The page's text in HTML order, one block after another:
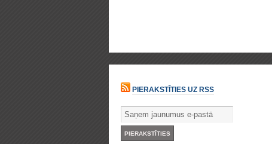
PIERAKSTĪTIES UZ RSS